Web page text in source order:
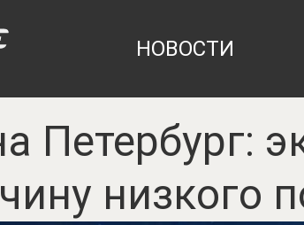
НОВОСТИ
Петербург:
низкого